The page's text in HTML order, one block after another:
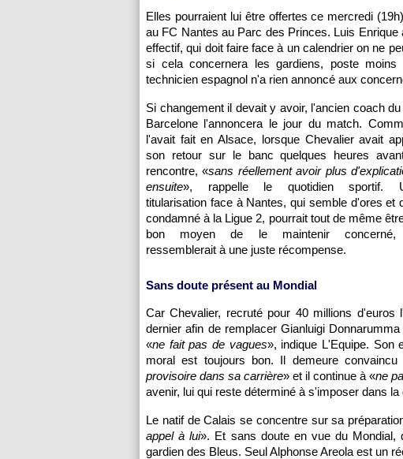
Elles pourraient lui être offertes ce mercredi
au FC Nantes au Parc des Princes. Luis
effectif, qui doit faire face à un calendrier on ne
si cela concernera les gardiens, poste
technicien espagnol n'a rien annoncé aux
Si changement il devait y avoir, l'ancien coach
Barcelone l'annoncera le jour du match.
l'avait fait en Alsace, lorsque Chevalier avait
son retour sur le banc quelques heures
rencontre, «sans réellement avoir plus
ensuite», rappelle le quotidien sportif.
titularisation face à Nantes, qui semble d'ores et
condamné à la Ligue 2, pourrait tout de même
bon moyen de le maintenir
ressemblerait à une juste récompense.
Sans doute présent au Mondial
Car Chevalier, recruté pour 40 millions d'euros
dernier afin de remplacer Gianluigi
«ne fait pas de vagues», indique L'Equipe. Son
moral est toujours bon. Il demeure
provisoire dans sa carrière» et il continue à «ne
avenir, lui qui reste déterminé à s'imposer dans la
Le natif de Calais se concentre sur sa
appel à lui». Et sans doute en vue du Mondial,
gardien des Bleus. Seul Alphonse Areola est un